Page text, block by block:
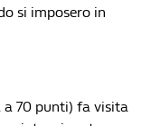
si imposero in
a 70 punti) fa visita